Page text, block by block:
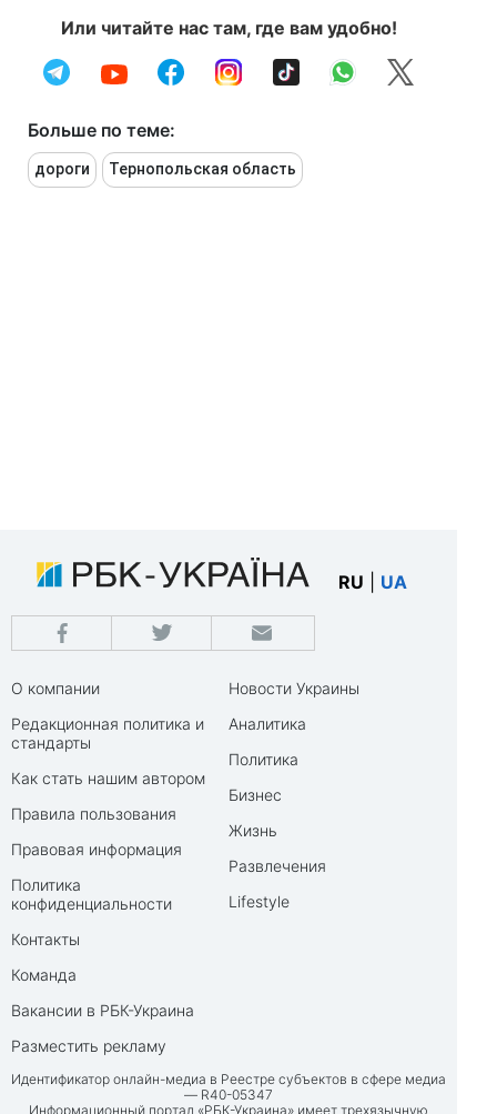
Или читайте нас там, где вам удобно!
Больше по теме:
дороги Тернопольская область
RU UA
О компании
Редакционная политика и
стандарты
Как стать нашим автором
Правила пользования
Правовая информация
Политика
конфиденциальности
Контакты
Команда
Вакансии в РБК-Украина
Разместить рекламу
Новости Украины
Аналитика
Политика
Бизнес
Жизнь
Развлечения
Lifestyle
Идентификатор онлайн-медиа в Реестре субъектов в сфере медиа
— R40-05347
Информационный портал «РБК-Украина» имеет трехязычную